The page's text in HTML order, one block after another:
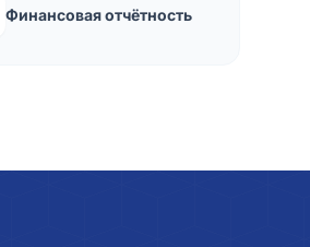
Финансовая отчётность